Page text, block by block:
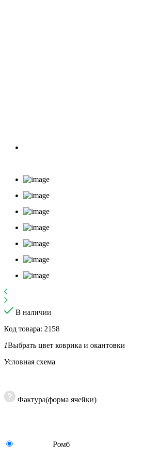
В наличии
Код товара: 2158
1Выбрать цвет коврика и окантовки
Условная схема
Фактура(форма ячейки)
Ромб